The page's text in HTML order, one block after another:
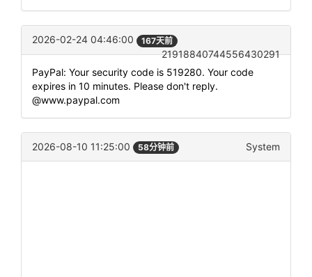
2026-02-24 04:46:00 167天前
21918840744556430291
PayPal: Your security code is 519280. Your code
expires in 10 minutes. Please don't reply.
@www.paypal.com
2026-08-10 11:25:00 58分钟前 System